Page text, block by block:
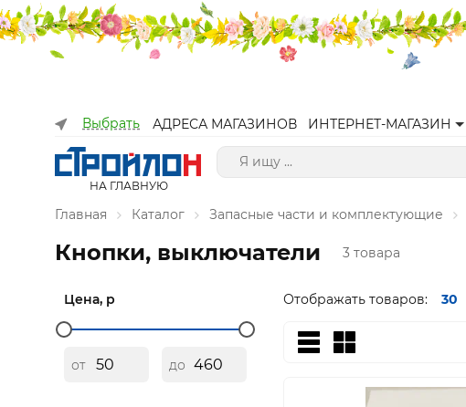
Выбрать АДРЕСА МАГАЗИНОВ ИНТЕРНЕТ-МАГАЗИН
НА ГЛАВНУЮ
Главная Каталог Запасные части и комплектующие
Кнопки, выключатели 3 товара
Цена, р
от до
Отображать товаров: 30